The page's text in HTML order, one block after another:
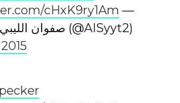
cHxK9ry1Am —
صفوان الليبي#إحتياطي (@AISyyt2)